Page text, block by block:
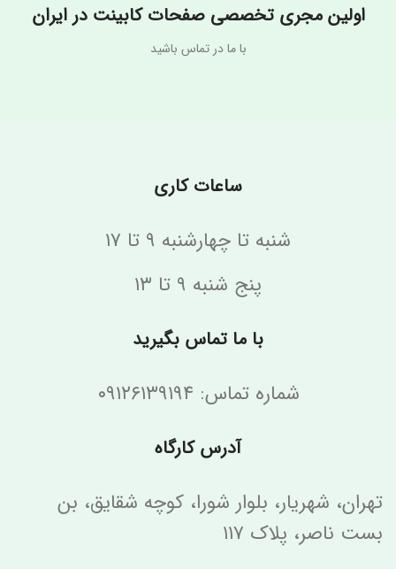
اولین مجری تخصصی صفحات کابینت در ایران
با ما در تماس باشید
ساعات کاری
شنبه تا چهارشنبه ۹ تا ۱۷
پنج شنبه ۹ تا ۱۳
با ما تماس بگیرید
شماره تماس: ۰۹۱۲۶۱۳۹۱۹۴
آدرس کارگاه
تهران، شهریار، بلوار شورا، کوچه شقایق، بن
بست ناصر، پلاک ۱۱۷